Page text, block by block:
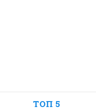
ТОП 5